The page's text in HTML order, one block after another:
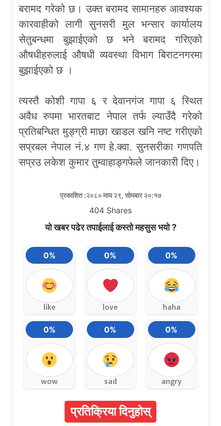
बरामद गरेको छ। उक्त बरामद सामानहरु आवश्यक
कारवाहीको लागी सुनसरी मुल भन्सार कार्यालय
सेतुबन्धमा बुझाईएको छ भने बरामद गरिएको
औषधीहरुलाई औषधी व्यवस्था विभाग बिराटनगरमा
बुझाईएको छ ।
त्यस्तै कोशी गापा ६ र देवानगंज गापा ६ स्थित
अवैध रुपमा भारतबाट नेपाल तर्फ ल्याउँदै गरेको
प्रतिबन्धित मुङ्ग्री माछा खाडल खनि नष्ट गरीएको
सप्रबल नेपाल नं.४ गण हे.क्वा. सुनसरीका गणपति
सप्रउ लकेश कुमार तुम्वाहाङ्गफेले जानकारी दिए।
प्रकाशित :२०८० माघ २९, सोमबार २०:१७
404 Shares
यो खबर पढेर तपाईलाई कस्तो महसुस भयो ?
0%
like
0%
love
0%
haha
0%
wow
0%
sad
0%
angry
प्रतिक्रिया दिनुहोस्